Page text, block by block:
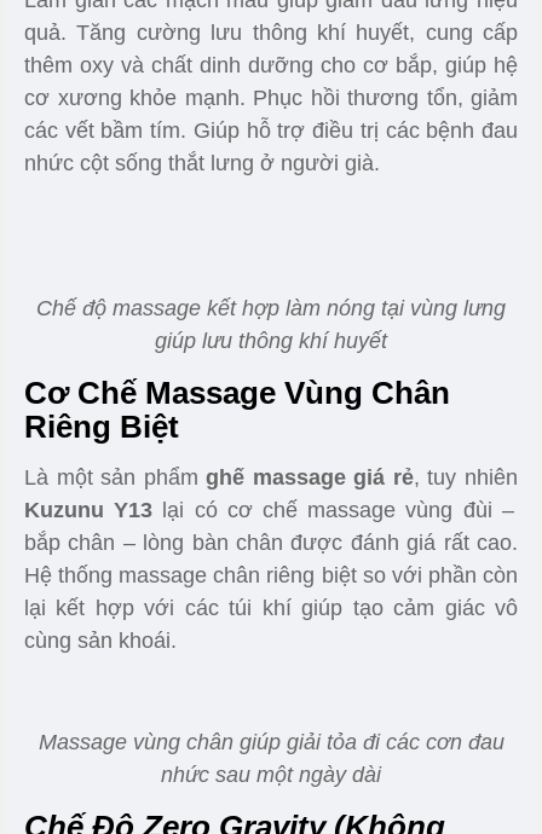
Ghế massage giá rẻ Kuzunu Y13ứng dụng công
nghệ massage 3D tích hợp hệ hồng ngoại trong
phiên bản nâng cấp, chúng có tác dụng rất tốt
trong việc điều trị các cơn đau và tăng hiệu quả
trong quá trình massage vốn chỉ có trên các dòng
Bảng điều khiển tổng thể các chức năng có trên
ghế
Chức Năng Hỗ Trợ Nhiệt Vùng
Lưng
Làm giãn các mạch máu giúp giảm đau lưng hiệu
quả. Tăng cường lưu thông khí huyết, cung cấp
thêm oxy và chất dinh dưỡng cho cơ bắp, giúp hệ
cơ xương khỏe mạnh. Phục hồi thương tổn, giảm
các vết bầm tím. Giúp hỗ trợ điều trị các bệnh đau
nhức cột sống thắt lưng ở người già.
Chế độ massage kết hợp làm nóng tại vùng lưng